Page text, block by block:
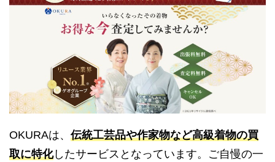
OKURAは、 伝統工芸品や作家物など高級着物の買
取に特化したサービスとなっています。ご自慢の一